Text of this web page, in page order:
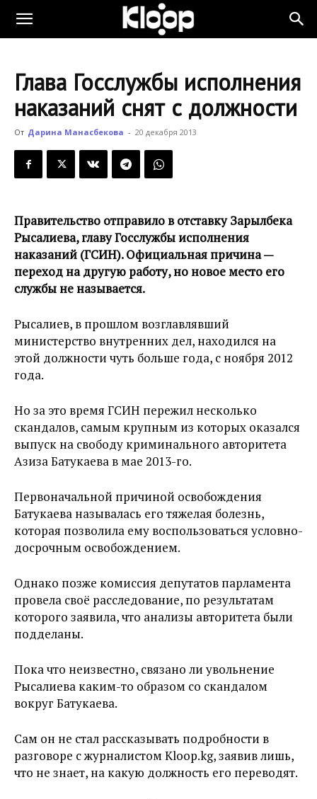
KLOOP.KG
Новости
Глава Госслужбы исполнения
наказаний снят с должности
От Дарина Манасбекова - 20 декабря 2013
Правительство отправило в отставку Зарылбека
Рысалиева, главу Госслужбы исполнения
наказаний (ГСИН). Официальная причина —
переход на другую работу, но новое место его
службы не называется.
Рысалиев, в прошлом возглавлявший
министерство внутренних дел, находился на
этой должности чуть больше года, с ноября 2012
года.
Но за это время ГСИН пережил несколько
скандалов, самым крупным из которых оказался
выпуск на свободу криминального авторитета
Азиза Батукаева в мае 2013-го.
Первоначальной причиной освобождения
Батукаева называлась его тяжелая болезнь,
которая позволила ему воспользоваться условно-
досрочным освобождением.
Однако позже комиссия депутатов парламента
провела своё расследование, по результатам
которого заявила, что анализы авторитета были
подделаны.
Пока что неизвестно, связано ли увольнение
Рысалиева каким-то образом со скандалом
вокруг Батукаева.
Сам он не стал рассказывать подробности в
разговоре с журналистом Kloop.kg, заявив лишь,
что не знает, на какую должность его переводят.